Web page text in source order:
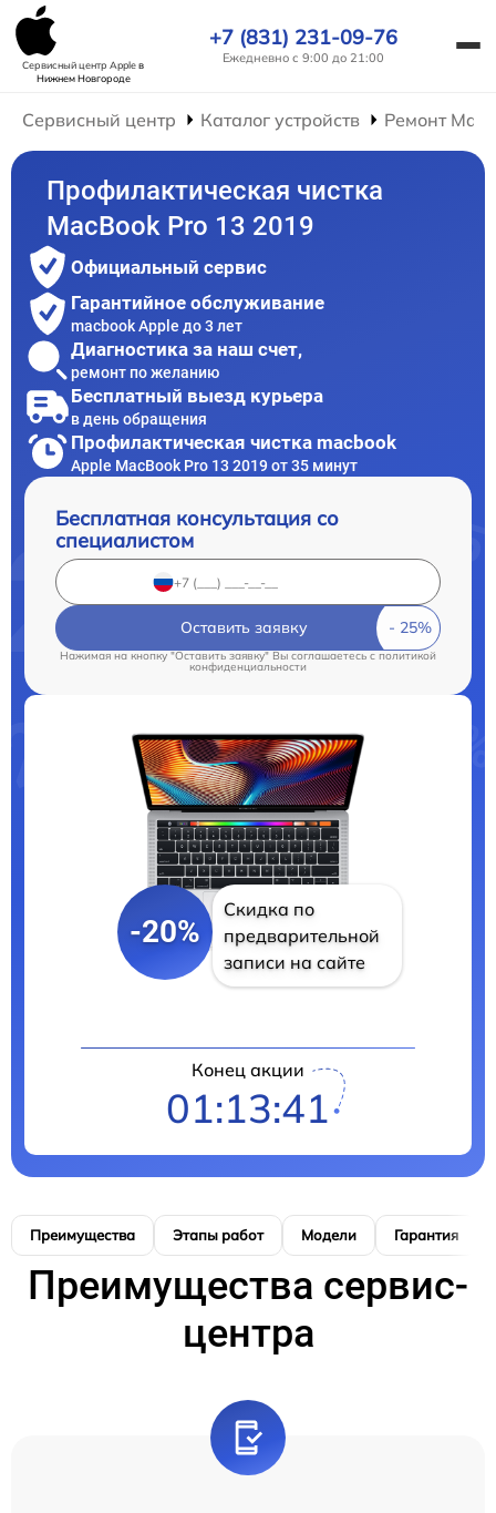
Сервисный центр Appleв
Нижнем Новгороде
+7 (831) 231-09-76
Ежедневно с 9:00 до 21:00
Сервисный центр Каталог устройств Ремонт
Профилактическая чистка
MacBook Pro 13 2019
Официальный сервис
Гарантийное обслуживание
macbook Apple до 3 лет
Диагностика за наш счет,
ремонт по желанию
Бесплатный выезд курьера
в день обращения
Профилактическая чистка macbook
Apple MacBook Pro 13 2019 от 35 минут
Бесплатная консультация со
специалистом
Оставить заявку
Нажимая на кнопку "Оставить заявку" Вы соглашаетесь cполитикой
конфиденциальности
-20%
Скидка по
предварительной
записи на сайте
Конец акции
01:13:41
Преимущества Этапы работ Модели Гарантия
Преимущества сервис-
центра